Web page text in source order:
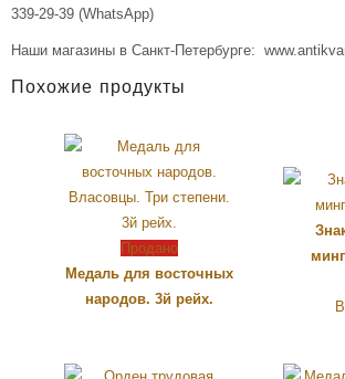
339-29-39 (WhatsApp)
Наши магазины в Санкт-Петербурге:
Похожие продукты
Продано
Медаль для восточных
народов. 3й рейх.